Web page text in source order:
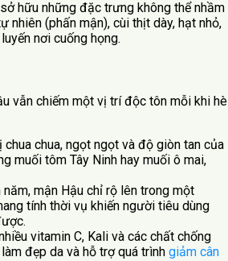
hữu những đặc trưng không thể nhầm
(phấn mận), cùi thịt dày, hạt nhỏ,
nơi cuống họng.
vẫn chiếm một vị trí độc tôn mỗi khi hè
chua, ngọt ngọt và độ giòn tan của
muối tôm Tây Ninh hay muối ô mai,
mận Hậu chỉ rộ lên trong một
tính thời vụ khiến người tiêu dùng
vitamin C, Kali và các chất chống
đẹp da và hỗ trợ quá trình giảm cân